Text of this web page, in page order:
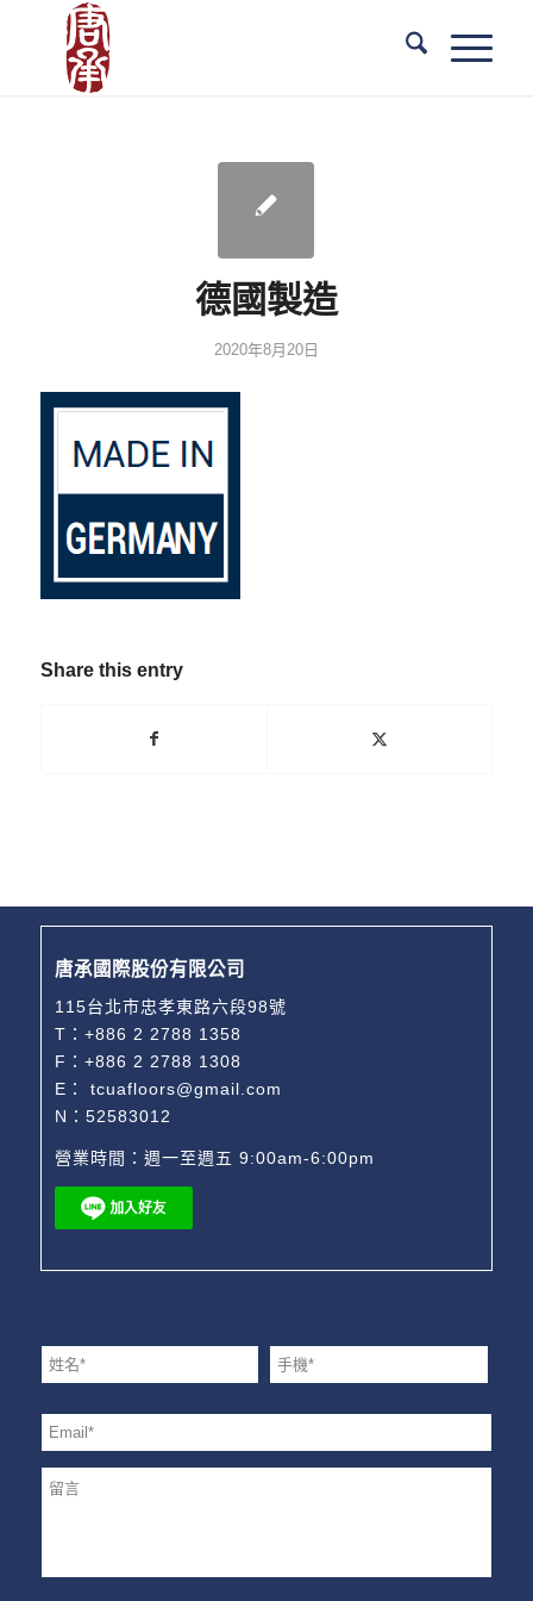
德國製造
2020年8月20日
Share this entry
唐承國際股份有限公司
115台北市忠孝東路六段98號
T：+886 2 2788 1358
F：+886 2 2788 1308
E：
tcuafloors@gmail.com
N：52583012
營業時間：週一至週五 9:00am-6:00pm